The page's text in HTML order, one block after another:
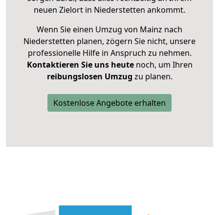
neuen Zielort in Niederstetten ankommt.
Wenn Sie einen Umzug von Mainz nach
Niederstetten planen, zögern Sie nicht, unsere
professionelle Hilfe in Anspruch zu nehmen.
Kontaktieren Sie uns heutenoch, um Ihren
reibungslosen Umzug zu planen.
Kostenlose Angebote erhalten